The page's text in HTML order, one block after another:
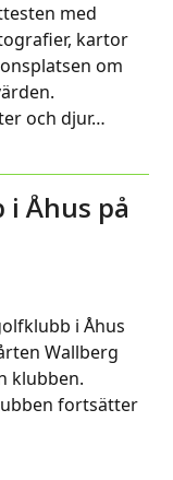
med
kartor
om
och djur…
Åhus på
i Åhus
Wallberg
klubben.
fortsätter